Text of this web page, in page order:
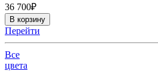
36 700₽
В корзину
Перейти
Все
цвета